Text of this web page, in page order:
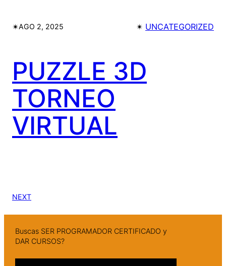
✴︎AGO 2, 2025 ✴︎ UNCATEGORIZED
PUZZLE 3D
TORNEO
VIRTUAL
NEXT
Buscas SER PROGRAMADOR CERTIFICADO y
DAR CURSOS?